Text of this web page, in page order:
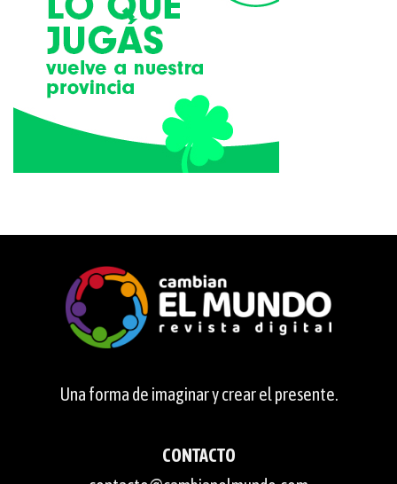
Una forma de imaginar y crear el presente.
CONTACTO